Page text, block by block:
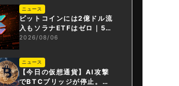
ニュース
ビットコインには2億ドル流
入もソラナETFはゼロ｜5営
業日連続で停止
2026/08/06
ニュース
【今日の仮想通貨】AI攻撃
でBTCブリッジが停止。金